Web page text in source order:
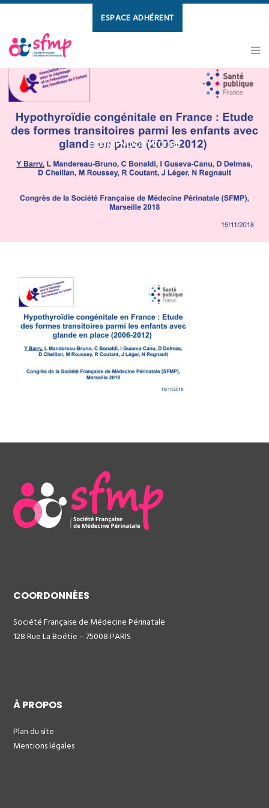
ESPACE ADHÉRENT
Barry Hypoth transit
COORDONNÉES
Société Française de Médecine Périnatale
128 Rue La Boétie – 75008 PARIS
À PROPOS
Plan du site
Mentions légales